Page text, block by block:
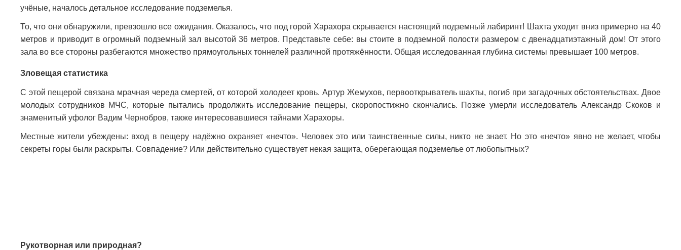
учёные, началось детальное исследование подземелья.
То, что они обнаружили, превзошло все ожидания. Оказалось, что под горой Харахора скрывается настоящий подземный лабиринт! Шахта уходит вниз примерно на 40
метров и приводит в огромный подземный зал высотой 36 метров. Представьте себе: вы стоите в подземной полости размером с двенадцатиэтажный дом! От этого
зала во все стороны разбегаются множество прямоугольных тоннелей различной протяжённости. Общая исследованная глубина системы превышает 100 метров.
Зловещая статистика
С этой пещерой связана мрачная череда смертей, от которой холодеет кровь. Артур Жемухов, первооткрыватель шахты, погиб при загадочных обстоятельствах. Двое
молодых сотрудников МЧС, которые пытались продолжить исследование пещеры, скоропостижно скончались. Позже умерли исследователь Александр Скоков и
знаменитый уфолог Вадим Чернобров, также интересовавшиеся тайнами Харахоры.
Местные жители убеждены: вход в пещеру надёжно охраняет «нечто». Человек это или таинственные силы, никто не знает. Но это «нечто» явно не желает, чтобы
секреты горы были раскрыты. Совпадение? Или действительно существует некая защита, оберегающая подземелье от любопытных?
Рукотворная или природная?